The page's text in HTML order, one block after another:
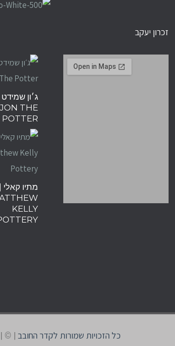
זכרון יעקב
ג׳ון
JON THE
POTTER
מתיו קאלי |
KELLY
כל הזכויות שמורות לקדר החובב |
©
|